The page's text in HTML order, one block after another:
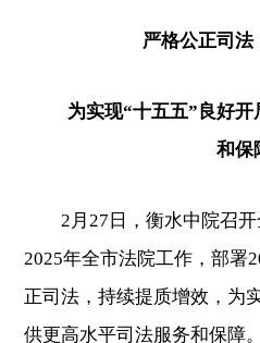
严格公正司法
为实现“十五五”良好开
和保
2月27日，衡水中院召开
2025年全市法院工作，部署
正司法，持续提质增效，为
供更高水平司法服务和保障